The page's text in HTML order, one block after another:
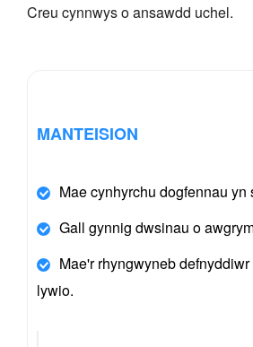
Creu cynnwys o ansawdd uchel.
MANTEISION
Mae cynhyrchu dogfennau yn
Gall gynnig dwsinau o
Mae'r rhyngwyneb
lywio.